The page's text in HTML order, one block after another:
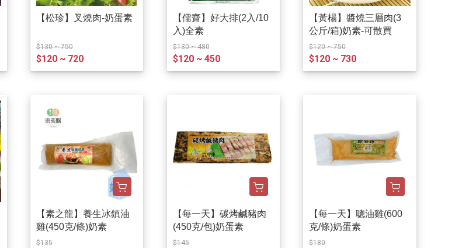
【松珍】叉燒肉-奶蛋素
$130 ~ 750
$120 ~ 720
【儒齋】好大排(2入/10
入)全素
$130 ~ 480
$120 ~ 450
【黃楊】醬燒三層肉(3
公斤/箱)奶素-可散買
$120 ~ 750
$120 ~ 730
【素之龍】養生冰鎮油
雞(450克/條)奶素
$135
【每一天】碳烤鹹豬肉
(450克/包)奶蛋素
$145
【每一天】聰油雞(600
克/條)奶蛋素
$180